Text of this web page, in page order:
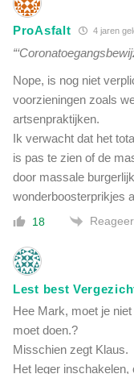
ProAsfalt 4 jaren
Nope, is nog niet
voorzieningen zoals
artsenpraktijken.
Ik verwacht dat het
is pas te zien of de
door massale
wonderboosterprikjes
18 Reageer
Lest best
Hee Mark, moet je
moet doen.?
Misschien zegt Klaus.
Het leger inschakelen,